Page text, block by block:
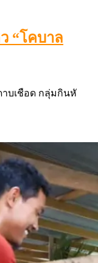
“โคบาล
าบเชือด กลุ่มกินหั